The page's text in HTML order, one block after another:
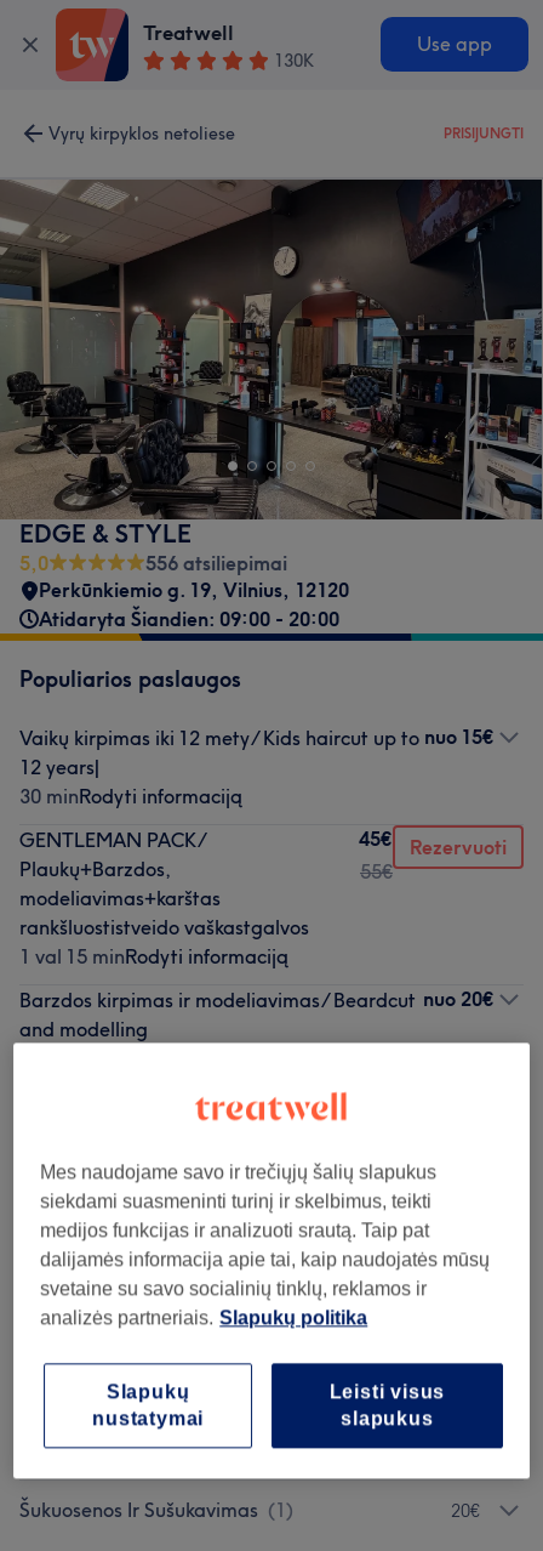
Treatwell
130K
Use app
Vyrų kirpyklos netoliese PRISIJUNGTI
EDGE & STYLE
5,0
556 atsiliepimai
Perkūnkiemio g. 19, Vilnius, 12120
Atidaryta Šiandien: 09:00 - 20:00
Populiarios paslaugos
Vaikų kirpimas iki 12 mety/ Kids haircut up to
12 years|
30 minRodyti informaciją
nuo 15€
GENTLEMAN PACK/
Plaukų+Barzdos,
modeliavimas+karštas
rankšluostistveido vaškastgalvos
1 val 15 minRodyti informaciją
45€
55€
Rezervuoti
Barzdos kirpimas ir modeliavimas/ Beardcut
and modelling
nuo 20€
Vyriškas kirpimas / Men’s haircut
(KOMBO) Plaukų kirpimas+ barzdos
modeliavimas/Haircut+ Beard styling
1 valRodyti informaciją
35€
40€
Rezervuoti
Teikiamos paslaugos
(10) nuo 10€
Plaukų Dažymas (1) 20€
Šukuosenos Ir Sušukavimas (1) 20€
Mes naudojame savo ir trečiųjų šalių slapukus
siekdami suasmeninti turinį ir skelbimus, teikti
medijos funkcijas ir analizuoti srautą. Taip pat
dalijamės informacija apie tai, kaip naudojatės mūsų
svetaine su savo socialinių tinklų, reklamos ir
analizės partneriais. Slapukų politika
Leisti visus
slapukus
Slapukų
nustatymai